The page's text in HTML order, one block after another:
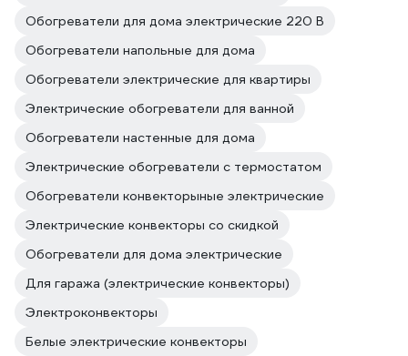
Обогреватели для дома электрические 220 В
Обогреватели напольные для дома
Обогреватели электрические для квартиры
Электрические обогреватели для ванной
Обогреватели настенные для дома
Электрические обогреватели с термостатом
Обогреватели конвекторыные электрические
Электрические конвекторы со скидкой
Обогреватели для дома электрические
Для гаража (электрические конвекторы)
Электроконвекторы
Белые электрические конвекторы